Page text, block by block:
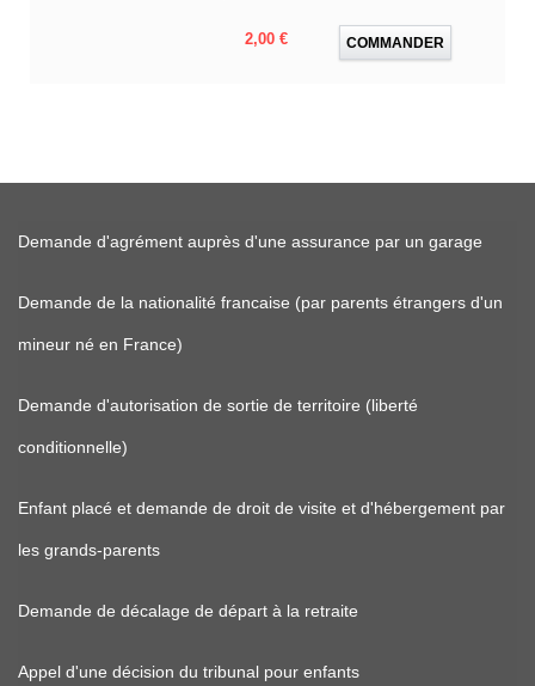
Prix
2,00 € COMMANDER
Demande d'agrément auprès d'une assurance par un garage
Demande de la nationalité francaise (par parents étrangers d'un
mineur né en France)
Demande d'autorisation de sortie de territoire (liberté
conditionnelle)
Enfant placé et demande de droit de visite et d'hébergement par
les grands-parents
Demande de décalage de départ à la retraite
Appel d'une décision du tribunal pour enfants